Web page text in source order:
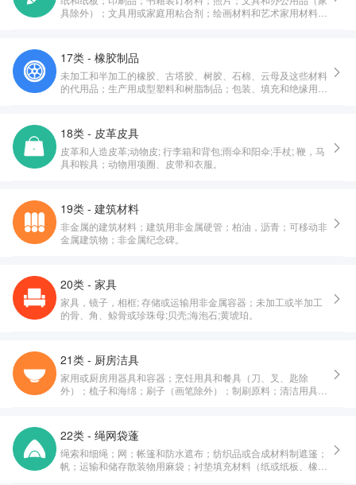
具除外）；文具用或家庭用粘合剂；绘画材料和艺术家用材料；
17类 - 橡胶制品
未加工和半加工的橡胶、古塔胶、树胶、石棉、云母及这些材料
的代用品；生产用成型塑料和树脂制品；包装、填充和绝缘用材
18类 - 皮革皮具
皮革和人造皮革;动物皮; 行李箱和背包;雨伞和阳伞;手杖; 鞭，马
具和鞍具；动物用项圈、皮带和衣服。
19类 - 建筑材料
非金属的建筑材料；建筑用非金属硬管；柏油，沥青；可移动非
金属建筑物；非金属纪念碑。
20类 - 家具
家具，镜子，相框; 存储或运输用非金属容器；未加工或半加工
的骨、角、鲸骨或珍珠母;贝壳;海泡石;黄琥珀。
21类 - 厨房洁具
家用或厨房用器具和容器；烹饪用具和餐具（刀、叉、匙除
外）；梳子和海绵；刷子（画笔除外）；制刷原料；清洁用具；
22类 - 绳网袋蓬
绳索和细绳；网；帐篷和防水遮布；纺织品或合成材料制遮篷；
帆；运输和储存散装物用麻袋；衬垫填充材料（纸或纸板、橡